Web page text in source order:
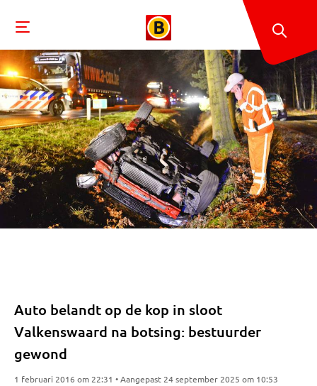
Auto belandt op de kop in sloot
Valkenswaard na botsing: bestuurder
gewond
1 februari 2016 om 22:31 • Aangepast 24 september 2025 om 10:53